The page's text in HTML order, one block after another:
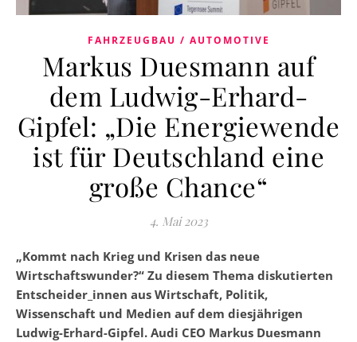
FAHRZEUGBAU / AUTOMOTIVE
Markus Duesmann auf
dem Ludwig-Erhard-
Gipfel: „Die Energiewende
ist für Deutschland eine
große Chance“
4. Mai 2023
„Kommt nach Krieg und Krisen das neue
Wirtschaftswunder?“ Zu diesem Thema diskutierten
Entscheider_innen aus Wirtschaft, Politik,
Wissenschaft und Medien auf dem diesjährigen
Ludwig-Erhard-Gipfel. Audi CEO Markus Duesmann